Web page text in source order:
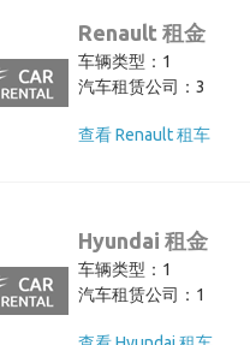
Renault 租金
车辆类型：1
汽车租赁公司：3
查看 Renault 租车
Hyundai 租金
车辆类型：1
汽车租赁公司：1